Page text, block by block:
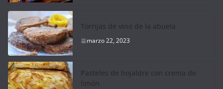
Torrijas de vino de la abuela
marzo 22, 2023
Pasteles de hojaldre con crema de
limón